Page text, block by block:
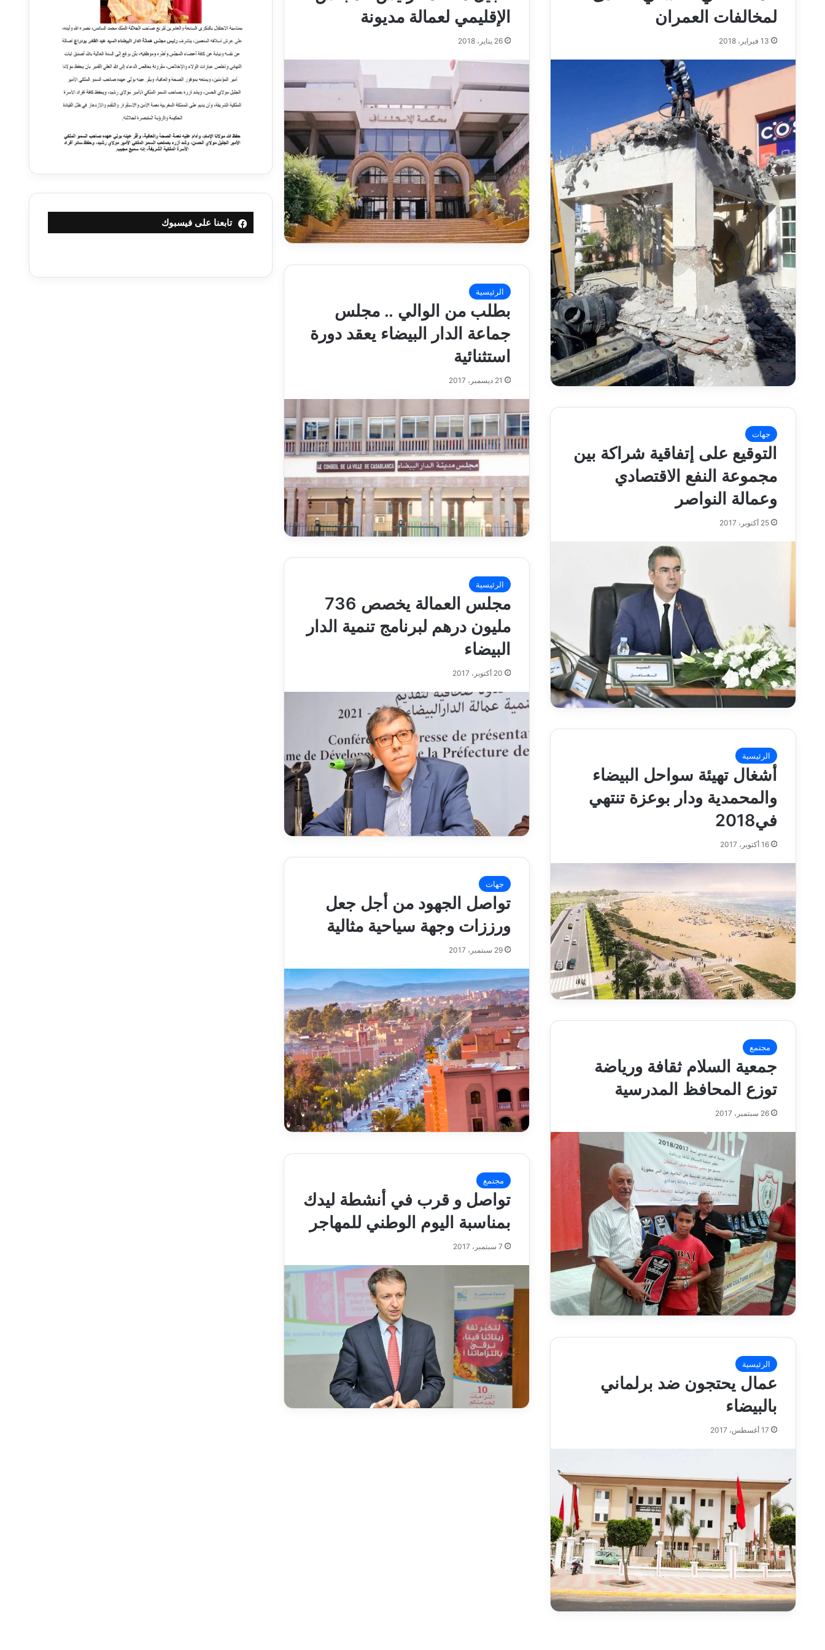
لمخالفات العمران
13 فبراير، 2018
الإقليمي لعمالة مديونة
26 يناير، 2018
الرئيسية
بطلب من الوالي .. مجلس
جماعة الدار البيضاء يعقد دورة
استثنائية
21 ديسمبر، 2017
جهات
التوقيع على إتفاقية شراكة بين
مجموعة النفع الاقتصادي
وعمالة النواصر
25 أكتوبر، 2017
الرئيسية
مجلس العمالة يخصص 736
مليون درهم لبرنامج تنمية الدار
البيضاء
20 أكتوبر، 2017
الرئيسية
أشغال تهيئة سواحل البيضاء
‬في‮ ‬2018
16 أكتوبر، 2017
جهات
تواصل الجهود من أجل جعل
ورززات وجهة سياحية مثالية
29 سبتمبر، 2017
مجتمع
جمعية السلام ثقافة ورياضة
توزع المحافظ المدرسية
26 سبتمبر، 2017
مجتمع
تواصل و قرب في أنشطة ليدك
بمناسبة اليوم الوطني للمهاجر
7 سبتمبر، 2017
الرئيسية
عمال يحتجون ضد برلماني
بالبيضاء
17 أغسطس، 2017
تابعنا على فيسبوك